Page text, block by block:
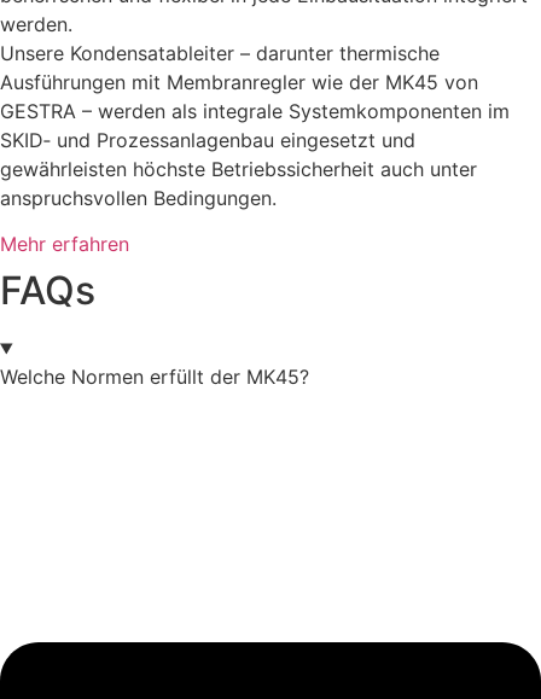
werden.
Unsere Kondensatableiter – darunter thermische
Ausführungen mit Membranregler wie der MK45 von
GESTRA – werden als integrale Systemkomponenten im
SKID‑ und Prozessanlagenbau eingesetzt und
gewährleisten höchste Betriebssicherheit auch unter
anspruchsvollen Bedingungen.
Mehr erfahren
FAQs
Welche Normen erfüllt der MK45?